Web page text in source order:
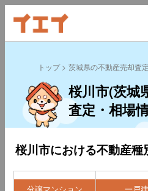
トップ 茨城県の不動産売却査定
桜川市(茨城
査定・相場
桜川市における不動産